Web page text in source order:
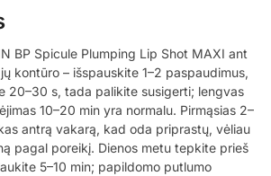
BP Spicule Plumping Lip Shot MAXI ant
kontūro – išspauskite 1–2 paspaudimus,
20–30 s, tada palikite susigerti; lengvas
10–20 min yra normalu. Pirmąsias 2–
antrą vakarą, kad oda priprastų, vėliau
pagal poreikį. Dienos metu tepkite prieš
5–10 min; papildomo putlumo